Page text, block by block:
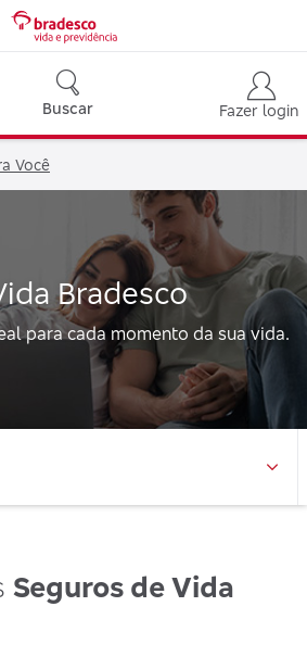
Buscar Fazer login
Você
Bradesco
para cada momento da sua vida.
Seguros de Vida